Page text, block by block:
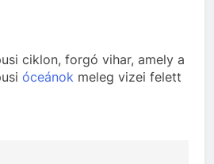
ciklon, forgó vihar, amely a
óceánok meleg vizei felett